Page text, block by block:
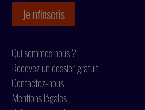
Qui sommes nous ?
Recevez un dossier gratuit
Contactez-nous
Mentions légales